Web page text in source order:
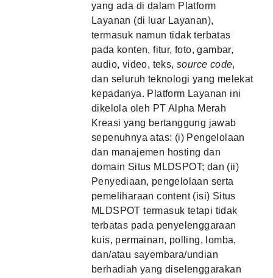
yang ada di dalam Platform
Layanan (di luar Layanan),
termasuk namun tidak terbatas
pada konten, fitur, foto, gambar,
audio, video, teks, source code,
dan seluruh teknologi yang melekat
kepadanya. Platform Layanan ini
dikelola oleh PT Alpha Merah
Kreasi yang bertanggung jawab
sepenuhnya atas: (i) Pengelolaan
dan manajemen hosting dan
domain Situs MLDSPOT; dan (ii)
Penyediaan, pengelolaan serta
pemeliharaan content (isi) Situs
MLDSPOT termasuk tetapi tidak
terbatas pada penyelenggaraan
kuis, permainan, polling, lomba,
dan/atau sayembara/undian
berhadiah yang diselenggarakan